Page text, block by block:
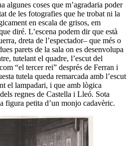
algunes coses que m’agradaria poder
de les fotografies que he trobat ni la
en escala de grisos, em
diré. L’escena podem dir que està
dreta de l’espectador– que més o
parets de la sala on es desenvolupa
tutelant el quadre, l’escut del
“el tercer rei” després de Ferran i
tutela queda remarcada amb l’escut
el lampadari, i que amb lògica
regnes de Castella i Lleó. Sota
figura petita d’un monjo cadavèric.